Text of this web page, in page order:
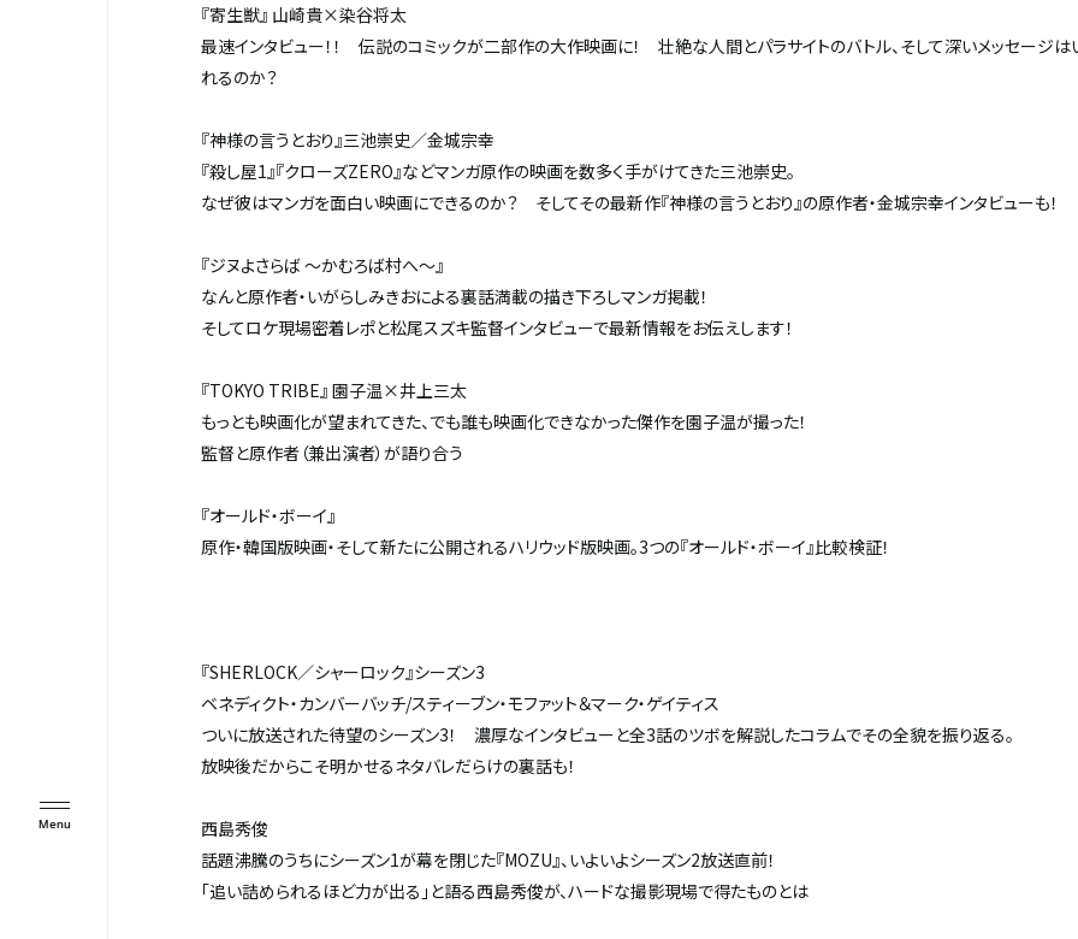
『寄生獣』 山崎貴×染谷将太
最速インタビュー！！ 伝説のコミックが二部作の大作映画に！ 壮絶な人間とパラサイトのバトル、そして深いメッセージ
れるのか？
『神様の言うとおり』三池崇史／金城宗幸
『殺し屋1』『クローズZERO』などマンガ原作の映画を数多く手がけてきた三池崇史。
なぜ彼はマンガを面白い映画にできるのか？ そしてその最新作『神様の言うとおり』の原作者・金城宗幸インタビューも！
『ジヌよさらば ～かむろば村へ～』
なんと原作者・いがらしみきおによる裏話満載の描き下ろしマンガ掲載！
そしてロケ現場密着レポと松尾スズキ監督インタビューで最新情報をお伝えします！
『TOKYO TRIBE』 園子温×井上三太
もっとも映画化が望まれてきた、でも誰も映画化できなかった傑作を園子温が撮った！
監督と原作者（兼出演者）が語り合う
『オールド・ボーイ』
原作・韓国版映画・そして新たに公開されるハリウッド版映画。3つの『オールド・ボーイ』比較検証！
『SHERLOCK／シャーロック』シーズン3
ベネディクト・カンバーバッチ/スティーブン・モファット＆マーク・ゲイティス
ついに放送された待望のシーズン3！ 濃厚なインタビューと全3話のツボを解説したコラムでその全貌を振り返る。
放映後だからこそ明かせるネタバレだらけの裏話も！
西島秀俊
話題沸騰のうちにシーズン1が幕を閉じた『MOZU』、いよいよシーズン2放送直前！
「追い詰められるほど力が出る」と語る西島秀俊が、ハードな撮影現場で得たものとは